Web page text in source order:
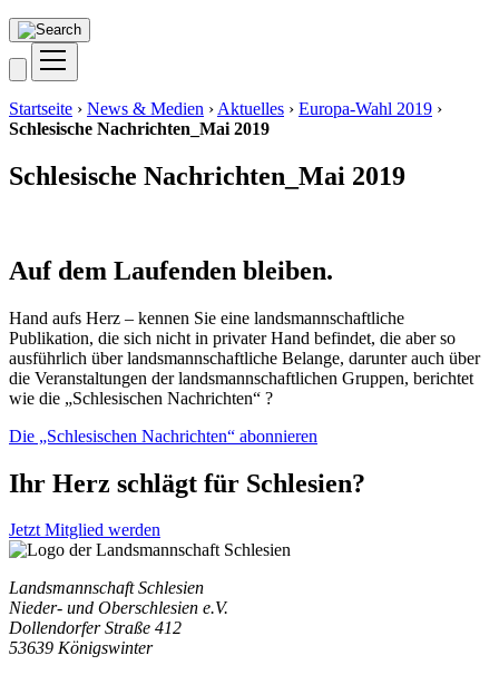
Startseite › News & Medien › Aktuelles › Europa-Wahl 2019 ›
Schlesische Nachrichten_Mai 2019
Schlesische Nachrichten_Mai 2019
Auf dem Laufenden bleiben.
Hand aufs Herz – kennen Sie eine landsmannschaftliche
Publikation, die sich nicht in privater Hand befindet, die aber so
ausführlich über landsmannschaftliche Belange, darunter auch über
die Veranstaltungen der landsmannschaftlichen Gruppen, berichtet
wie die „Schlesischen Nachrichten“ ?
Die „Schlesischen Nachrichten“ abonnieren
Ihr Herz schlägt für Schlesien?
Jetzt Mitglied werden
Landsmannschaft Schlesien
Nieder- und Oberschlesien e.V.
Dollendorfer Straße 412
53639 Königswinter